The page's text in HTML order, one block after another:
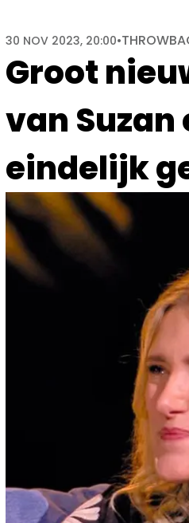
Groot
van Suzan
eindelijk
30 NOV 2023, 20:00•